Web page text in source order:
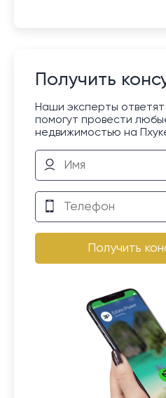
Получить
Наши эксперты
помогут провести
недвижимостью на
Получить